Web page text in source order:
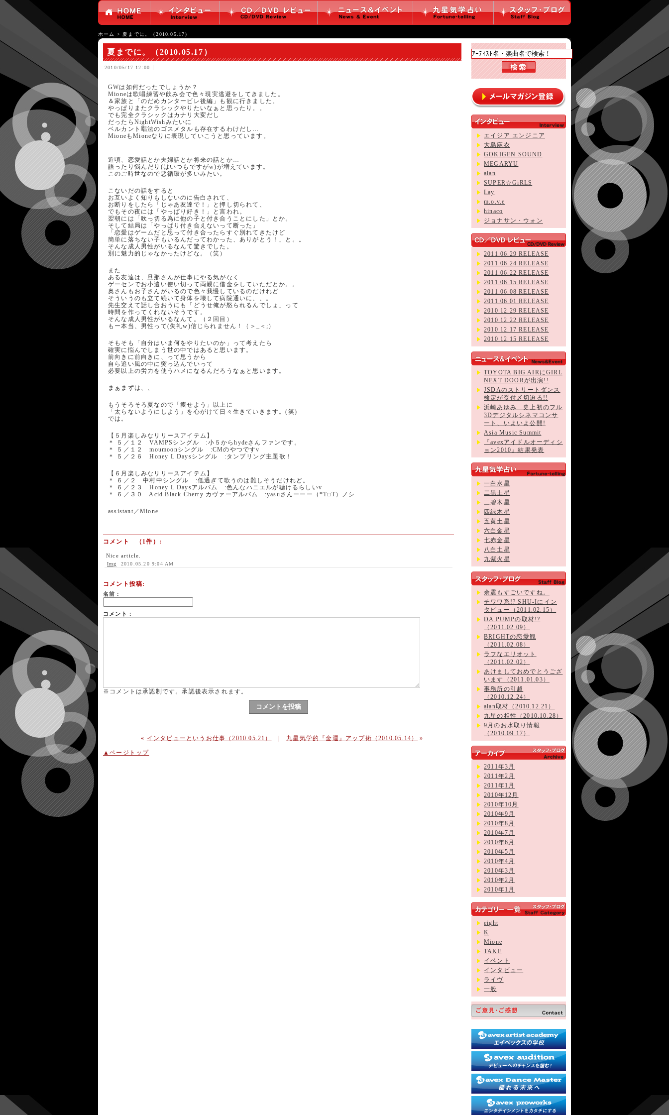
ホーム >夏までに。（2010.05.17）
夏までに。（2010.05.17）
2010/05/17 12:00
GWは如何だったでしょうか？
Mioneは歌唱練習や飲み会で色々現実逃避をしてきました。
＆家族と「のだめカンタービレ後編」も観に行きました。
やっぱりまたクラシックやりたいなぁと思ったり。。
でも完全クラシックはカナリ大変だし
だったらNightWishみたいに
ベルカント唱法のゴスメタルも存在するわけだし…
MioneもMioneなりに表現していこうと思っています。
近頃、恋愛話とか夫婦話とか将来の話とか…
語ったり悩んだり(はいつもですがw)が増えています。
このご時世なので悪循環が多いみたい。
こないだの話をすると
お互いよく知りもしないのに告白されて、
お断りをしたら「じゃあ友達で！」と押し切られて、
でもその夜には「やっぱり好き！」と言われ。
翌朝には「吹っ切る為に他の子と付き合うことにした」とか。
そして結局は「やっぱり付き合えないって断った」
「恋愛はゲームだと思って付き合ったらすぐ別れてきたけど
簡単に落ちない子もいるんだってわかった、ありがとう！」と。。
そんな成人男性がいるなんて驚きでした。
別に魅力的じゃなかったけどな。（笑）
また
ある友達は、旦那さんが仕事にやる気がなく
ゲーセンでお小遣い使い切って両親に借金をしていただとか。。
奥さんもお子さんがいるので色々我慢しているのだけれど
そういうのも立て続いて身体を壊して病院通いに、、。
先生交えて話し合おうにも「どうせ俺が怒られるんでしょ」って
時間を作ってくれないそうです。
そんな成人男性がいるなんて。（２回目）
もー本当、男性って(失礼w)信じられません！（＞_＜;）
そもそも「自分はいま何をやりたいのか」って考えたら
確実に悩んでしまう世の中ではあると思います。
前向きに前向きに、って思うから
自ら追い風の中に突っ込んでいって
必要以上の労力を使うハメになるんだろうなぁと思います。
まぁまずは、、
もうそろそろ夏なので「痩せよう」以上に
「太らないようにしよう」を心がけて日々生きていきます。(笑)
では。
【５月楽しみなリリースアイテム】
＊ ５／１２ VAMPSシングル :小５からhydeさんファンです。
＊ ５／１２ moumoonシングル :CMのやつですv
＊ ５／２６ Honey L Daysシングル :タンブリング主題歌！
【６月楽しみなリリースアイテム】
＊ ６／２ 中村中シングル :低過ぎて歌うのは難しそうだけれど。
＊ ６／２３ Honey L Daysアルバム :色んなハニエルが聴けるらしいv
＊ ６／３０ Acid Black Cherry カヴァーアルバム :yasuさんーーー（*T□T）ノシ
assistant／Mione
コメント （1件）:
Nice article.
Img 2010.05.20 9:04 AM
コメント投稿:
名前：
コメント：
※コメントは承認制です。承認後表示されます。
« インタビューというお仕事（2010.05.21） 九星気学的『金運』アップ術（2010.05.14） »
▲ページトップ
エイジア エンジニア
大島麻衣
GOKIGEN SOUND
MEGARYU
alan
SUPER☆GiRLS
Lay
m.o.v.e
hinaco
ジョナサン・ウォン
2011.06.29 RELEASE
2011.06.24 RELEASE
2011.06.22 RELEASE
2011.06.15 RELEASE
2011.06.08 RELEASE
2011.06.01 RELEASE
2010.12.29 RELEASE
2010.12.22 RELEASE
2010.12.17 RELEASE
2010.12.15 RELEASE
TOYOTA BIG AIRにGIRL
NEXT DOORが出演!!
JSDAのストリートダンス
検定が受付〆切迫る!!
浜崎あゆみ 史上初のフル
3Dデジタルシネマコンサ
ート、いよいよ公開!
Asia Music Summit
『avexアイドルオーディシ
ョン2010』結果発表
一白水星
二黒土星
三碧木星
四緑木星
五黄土星
六白金星
七赤金星
八白土星
九紫火星
余震もすごいですね。
チワワ系!? SHU-Iにイン
タビュー（2011.02.15）
DA PUMPの取材!?
（2011.02.09）
BRIGHTの恋愛観
（2011.02.08）
ラフなエリオット
（2011.02.02）
あけましておめでとうござ
います（2011.01.03）
事務所の引越
（2010.12.24）
alan取材（2010.12.21）
九星の相性（2010.10.28）
9月のお水取り情報
（2010.09.17）
2011年3月
2011年2月
2011年1月
2010年12月
2010年10月
2010年9月
2010年8月
2010年7月
2010年6月
2010年5月
2010年4月
2010年3月
2010年2月
2010年1月
eight
K
Mione
TAKE
イベント
インタビュー
ライヴ
一般